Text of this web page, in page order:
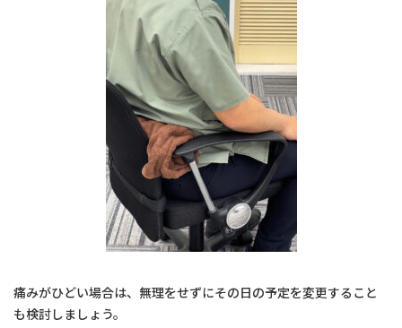
痛みがひどい場合は、無理をせずにその日の予定を変更すること
も検討しましょう。